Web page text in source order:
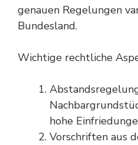
genauen Regelungen
Bundesland.
Wichtige rechtliche
hohe
Vorschriften aus